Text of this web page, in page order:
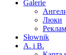
Galerie
Люки
Słownik
A. i B.